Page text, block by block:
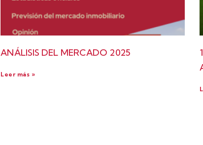
ANÁLISIS DEL MERCADO 2025
Leer más »